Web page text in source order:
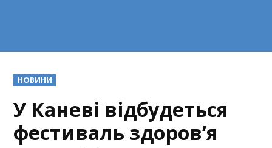
POSTED
IN
НОВИНИ
У Каневі відбудеться
фестиваль здоров’я